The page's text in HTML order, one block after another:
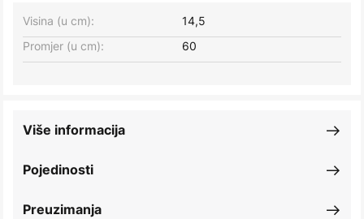
Visina (u cm):
14,5
Promjer (u cm):
60
Pojedinosti
Više informacija
Preuzimanja